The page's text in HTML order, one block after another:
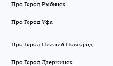
Про Город Рыбинск
Про Город Уфа
Про Город Нижний Новгород
Про Город Дзержинск